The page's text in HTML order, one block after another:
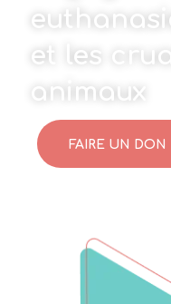
et les
animaux
FAIRE UN